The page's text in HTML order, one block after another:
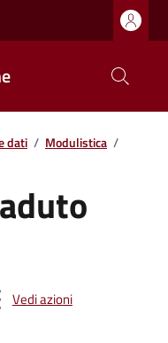
dati / Modulistica /
Vedi azioni